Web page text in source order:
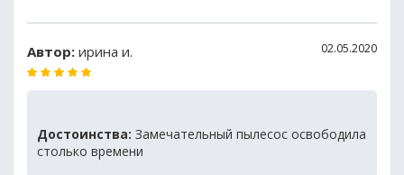
Автор: ирина и. 02.05.2020
Достоинства: Замечательный пылесос освободила
столько времени